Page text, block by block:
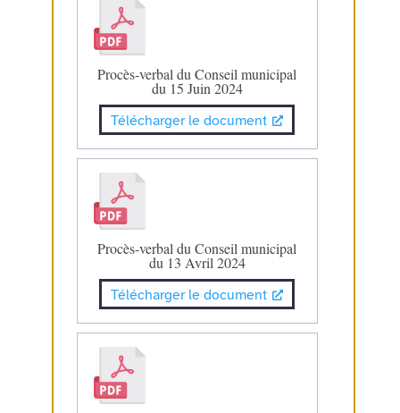
Procès-verbal du Conseil municipal
du 15 Juin 2024
Télécharger le document
Procès-verbal du Conseil municipal
du 13 Avril 2024
Télécharger le document